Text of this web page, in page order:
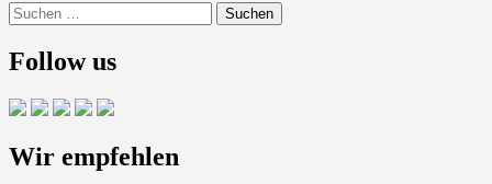
Suchen
nach:
Follow us
Wir empfehlen